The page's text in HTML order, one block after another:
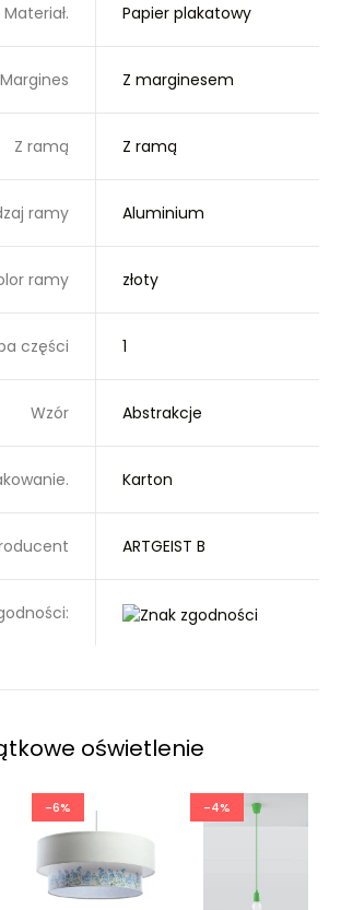
Materiał. Papier plakatowy
Margines Z marginesem
Z ramą Z ramą
ramy Aluminium
ramy złoty
części 1
Wzór Abstrakcje
Karton
ARTGEIST B
oświetlenie
-6% -4%